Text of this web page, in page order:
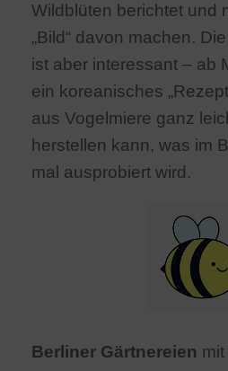
Wildblüten berichtet und
„Bild“ davon machen.
ist aber interessant – ab
ein koreanisches
aus Vogelmiere ganz
herstellen kann, was im
mal ausprobiert wird.
Berliner Gärtnereien